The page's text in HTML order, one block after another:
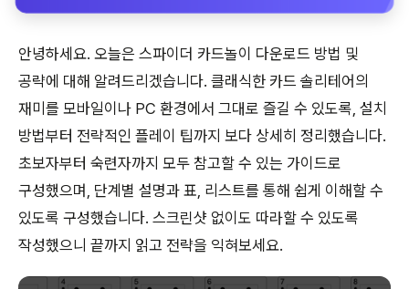
안녕하세요. 오늘은 스파이더 카드놀이 다운로드 방법 및
공략에 대해 알려드리겠습니다. 클래식한 카드 솔리테어의
재미를 모바일이나 PC 환경에서 그대로 즐길 수 있도록, 설치
방법부터 전략적인 플레이 팁까지 보다 상세히 정리했습니다.
초보자부터 숙련자까지 모두 참고할 수 있는 가이드로
구성했으며, 단계별 설명과 표, 리스트를 통해 쉽게 이해할 수
있도록 구성했습니다. 스크린샷 없이도 따라할 수 있도록
작성했으니 끝까지 읽고 전략을 익혀보세요.